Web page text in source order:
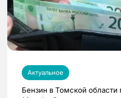
Актуальное
Бензин в Томской